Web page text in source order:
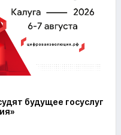
будущее госуслуг